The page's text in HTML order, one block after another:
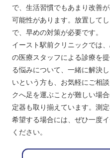
で、生活習慣でもあまり改善
可能性があります。放置して
で、早めの対策が必要です。
イースト駅前クリニックでは
の医療スタッフによる診療を
る悩みについて、一緒に解決
いという方も、お気軽にご相
クへ足を運ぶことが難しい場
定器も取り揃えています。測
希望する場合には、ぜひ一度
ください。